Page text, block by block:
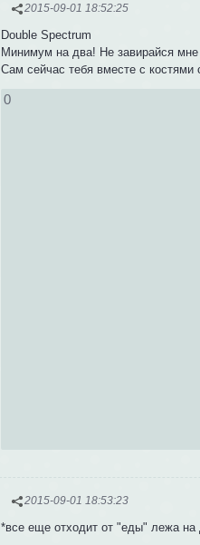
2015-09-01 18:52:25
Double Spectrum
Минимум на два! Не завирайся мне
Сам сейчас тебя вместе с
0
2015-09-01 18:53:23
*все еще отходит от "еды" лежа на